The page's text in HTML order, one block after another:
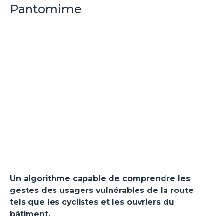
Pantomime
Un algorithme capable de comprendre les
gestes des usagers vulnérables de la route
tels que les cyclistes et les ouvriers du
bâtiment.